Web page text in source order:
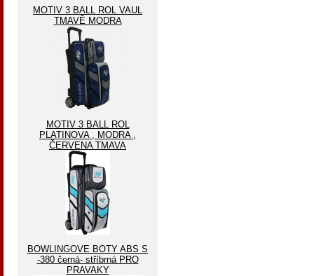
MOTIV 3 BALL ROL VAUL
TMAVĚ MODRA
MOTIV 3 BALL ROL
PLATINOVA , MODRA ,
ČERVENA TMAVA
BOWLINGOVE BOTY ABS S
-380 černá- stříbrná PRO
PRAVAKY